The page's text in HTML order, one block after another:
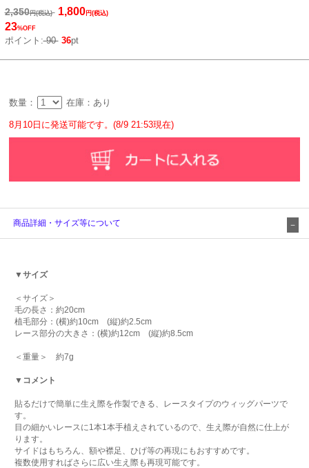
2,350円(税込) 1,800円(税込)
23%OFF
ポイント:90 36pt
数量： 在庫：あり
8月10日に発送可能です。(8/9 21:53現在)
商品詳細・サイズ等について
▼サイズ
＜サイズ＞
毛の長さ：約20cm
植毛部分：(横)約10cm (縦)約2.5cm
レース部分の大きさ：(横)約12cm (縦)約8.5cm
＜重量＞ 約7g
▼コメント
貼るだけで簡単に生え際を作製できる、レースタイプのウィッグパーツで
す。
目の細かいレースに1本1本手植えされているので、生え際が自然に仕上が
ります。
サイドはもちろん、額や襟足、ひげ等の再現にもおすすめです。
複数使用すればさらに広い生え際も再現可能です。